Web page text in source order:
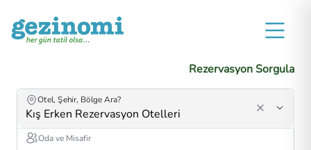
Rezervasyon Sorgula
Otel, Şehir, Bölge Ara?
Oda ve Misafir